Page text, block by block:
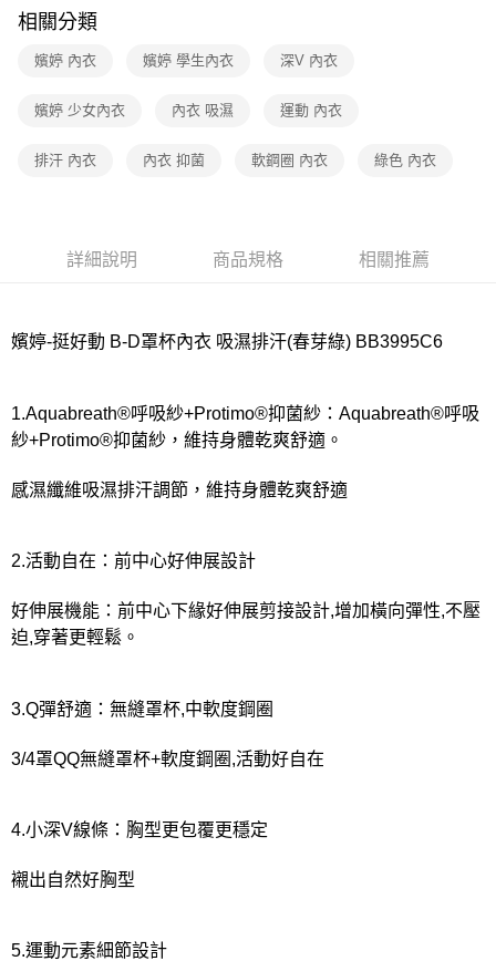
付款後7-11取貨
每筆NT$80，滿NT$1,000(含以上)免運費
離島
每筆NT$80，滿NT$1,000(含以上)免運費
相關分類
嬪婷 內衣 嬪婷 學生內衣 深V 內衣
嬪婷 少女內衣 內衣 吸濕 運動 內衣
排汗 內衣 內衣 抑菌 軟鋼圈 內衣 綠色 內衣
詳細說明 商品規格 相關推薦
嬪婷-挺好動 B-D罩杯內衣 吸濕排汗(春芽綠) BB3995C6
1.Aquabreath®呼吸紗+Protimo®抑菌紗：Aquabreath®呼吸
紗+Protimo®抑菌紗，維持身體乾爽舒適。
感濕纖維吸濕排汗調節，維持身體乾爽舒適
2.活動自在：前中心好伸展設計
好伸展機能：前中心下緣好伸展剪接設計,增加橫向彈性,不壓
迫,穿著更輕鬆。
3.Q彈舒適：無縫罩杯,中軟度鋼圈
3/4罩QQ無縫罩杯+軟度鋼圈,活動好自在
4.小深V線條：胸型更包覆更穩定
襯出自然好胸型
5.運動元素細節設計